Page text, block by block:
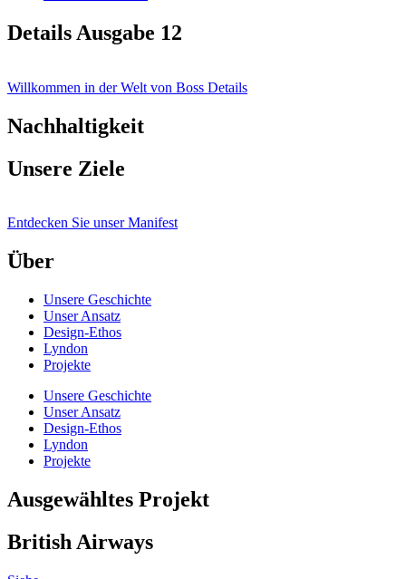
Details Ausgabe 12
Willkommen in der Welt von Boss Details
Nachhaltigkeit
Unsere Ziele
Entdecken Sie unser Manifest
Über
Unsere Geschichte
Unser Ansatz
Design-Ethos
Lyndon
Projekte
Unsere Geschichte
Unser Ansatz
Design-Ethos
Lyndon
Projekte
Ausgewähltes Projekt
British Airways